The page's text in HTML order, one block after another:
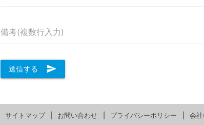
備考(複数行入力)
送信する send
サイトマップ お問い合わせ プライバシーポリシー 会